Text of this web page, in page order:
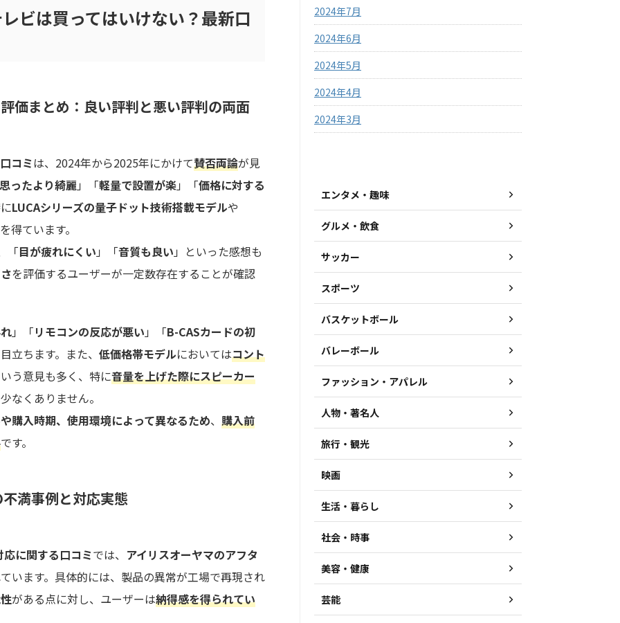
ビは買ってはいけない？最新口
価まとめ：良い評判と悪い評判の両面
コミは、2024年から2025年にかけて賛否両論が見
ったより綺麗」「軽量で設置が楽」「価格に対する
LUCAシリーズの量子ドット技術搭載モデルや
を得ています。
「目が疲れにくい 」「音質も良い 」といった感想も
を評価するユーザーが一定数存在することが確認
」「リモコンの反応が悪い 」「B-CASカードの初
立ちます。また、 低価格帯モデルにおいてはコント
う意見も多く、特に音量を上げた際にスピーカー
なくありません。
購入時期、使用環境によって異なるため、 購入前
です。
満事例と対応実態
に関する口コミでは、 アイリスオーヤマのアフタ
います。具体的には、製品の異常が工場で再現され
がある点に対し、ユーザーは納得感を得られてい
2024年7月
2024年6月
2024年5月
2024年4月
2024年3月
エンタメ・趣味
グルメ・飲食
サッカー
スポーツ
バスケットボール
バレーボール
ファッション・アパレル
人物・著名人
旅行・観光
映画
生活・暮らし
社会・時事
美容・健康
芸能